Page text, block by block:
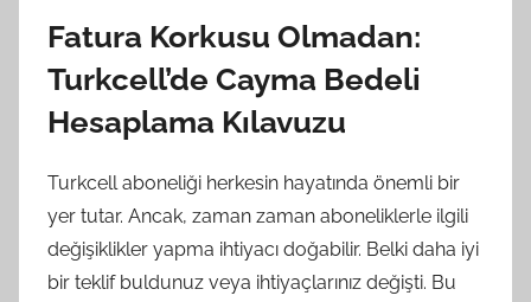
Fatura Korkusu Olmadan:
Turkcell’de Cayma Bedeli
Hesaplama Kılavuzu
Turkcell aboneliği herkesin hayatında önemli bir
yer tutar. Ancak, zaman zaman aboneliklerle ilgili
değişiklikler yapma ihtiyacı doğabilir. Belki daha iyi
bir teklif buldunuz veya ihtiyaçlarınız değişti. Bu